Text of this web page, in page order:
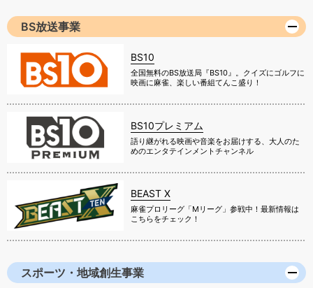
BS放送事業
BS10
全国無料のBS放送局『BS10』。クイズにゴルフに
映画に麻雀、楽しい番組てんこ盛り！
BS10プレミアム
語り継がれる映画や音楽をお届けする、大人のた
めのエンタテインメントチャンネル
BEAST X
麻雀プロリーグ「Mリーグ」参戦中！最新情報は
こちらをチェック！
スポーツ・地域創生事業